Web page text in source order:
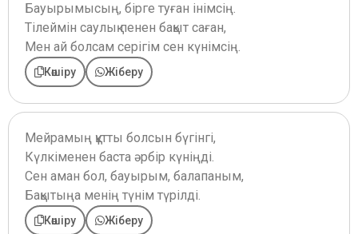
Бауырымысың, бірге туған інімсің.
Тілеймін саулық пенен бақыт саған,
Мен ай болсам серігім сен күнімсің.
Көшіру Жіберу
Мейрамың құтты болсын бүгінгі,
Күлкіменен баста әрбір күніңді.
Сен аман бол, бауырым, балапаным,
Бақытыңа менің түнім түрілді.
Көшіру Жіберу